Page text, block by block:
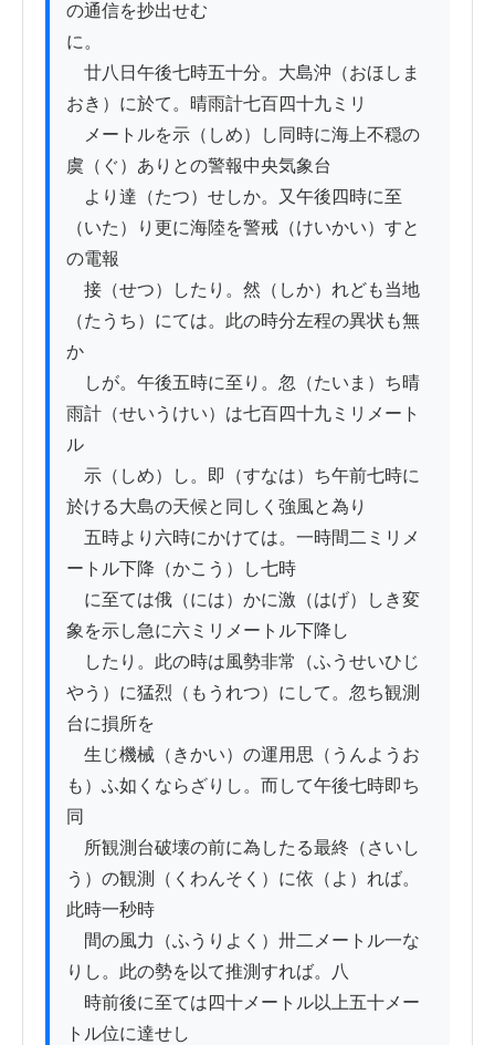
の通信を抄出せむ
に。
廿八日午後七時五十分。大島沖（おほしま
おき）に於て。晴雨計七百四十九ミリ
メートルを示（しめ）し同時に海上不穏の
虞（ぐ）ありとの警報中央気象台
より達（たつ）せしか。又午後四時に至
（いた）り更に海陸を警戒（けいかい）すと
の電報
接（せつ）したり。然（しか）れども当地
（たうち）にては。此の時分左程の異状も無
か
しが。午後五時に至り。忽（たいま）ち晴
雨計（せいうけい）は七百四十九ミリメート
ル
示（しめ）し。即（すなは）ち午前七時に
於ける大島の天候と同しく強風と為り
五時より六時にかけては。一時間二ミリメ
ートル下降（かこう）し七時
に至ては俄（には）かに激（はげ）しき変
象を示し急に六ミリメートル下降し
したり。此の時は風勢非常（ふうせいひじ
やう）に猛烈（もうれつ）にして。忽ち観測
台に損所を
生じ機械（きかい）の運用思（うんようお
も）ふ如くならざりし。而して午後七時即ち
同
所観測台破壊の前に為したる最終（さいし
う）の観測（くわんそく）に依（よ）れば。
此時一秒時
間の風力（ふうりよく）卅二メートル一な
りし。此の勢を以て推測すれば。八
時前後に至ては四十メートル以上五十メー
トル位に達せし